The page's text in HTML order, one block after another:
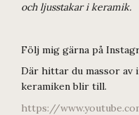
och ljusstakar i keramik.
Följ mig gärna på
Där hittar du massor av
keramiken blir till.
https://